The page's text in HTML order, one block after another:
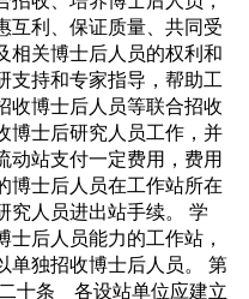
互利、保证质量、共同受
相关博士后人员的权利和
支持和专家指导，帮助工
收博士后人员等联合招收
博士后研究人员工作，并
动站支付一定费用，费用
博士后人员在工作站所在
究人员进出站手续。 学
后人员能力的工作站，
单独招收博士后人员。 第
条 各设站单位应建立